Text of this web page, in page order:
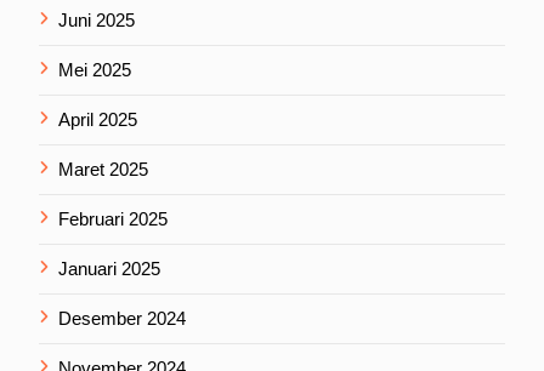
Juni 2025
Mei 2025
April 2025
Maret 2025
Februari 2025
Januari 2025
Desember 2024